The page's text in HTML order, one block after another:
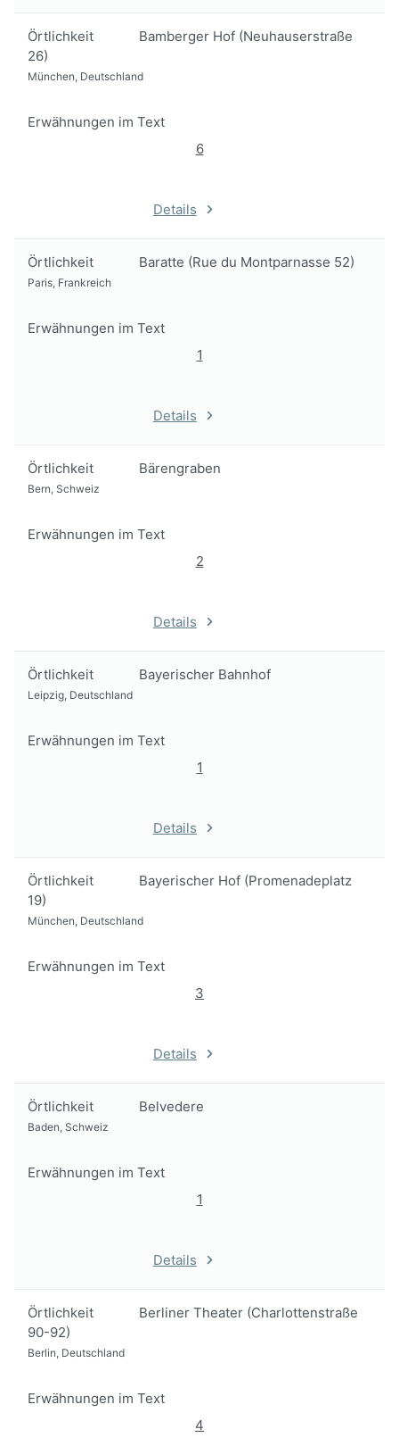
Örtlichkeit
Bamberger Hof (Neuhauserstraße
26)
München, Deutschland
Erwähnungen im Text
6
Details
Örtlichkeit Baratte (Rue du Montparnasse 52)
Paris, Frankreich
Erwähnungen im Text
1
Details
Örtlichkeit Bärengraben
Bern, Schweiz
Erwähnungen im Text
2
Details
Örtlichkeit Bayerischer Bahnhof
Leipzig, Deutschland
Erwähnungen im Text
1
Details
Örtlichkeit
Bayerischer Hof (Promenadeplatz
19)
München, Deutschland
Erwähnungen im Text
3
Details
Örtlichkeit Belvedere
Baden, Schweiz
Erwähnungen im Text
1
Details
Örtlichkeit
Berliner Theater (Charlottenstraße
90-92)
Berlin, Deutschland
Erwähnungen im Text
4